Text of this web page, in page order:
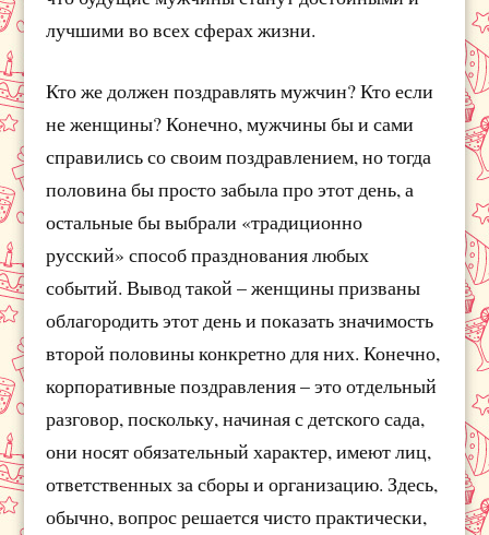
лучшими во всех сферах жизни.
Кто же должен поздравлять мужчин? Кто если
не женщины? Конечно, мужчины бы и сами
справились со своим поздравлением, но тогда
половина бы просто забыла про этот день, а
остальные бы выбрали «традиционно
русский» способ празднования любых
событий. Вывод такой – женщины призваны
облагородить этот день и показать значимость
второй половины конкретно для них. Конечно,
корпоративные поздравления – это отдельный
разговор, поскольку, начиная с детского сада,
они носят обязательный характер, имеют лиц,
ответственных за сборы и организацию. Здесь,
обычно, вопрос решается чисто практически,